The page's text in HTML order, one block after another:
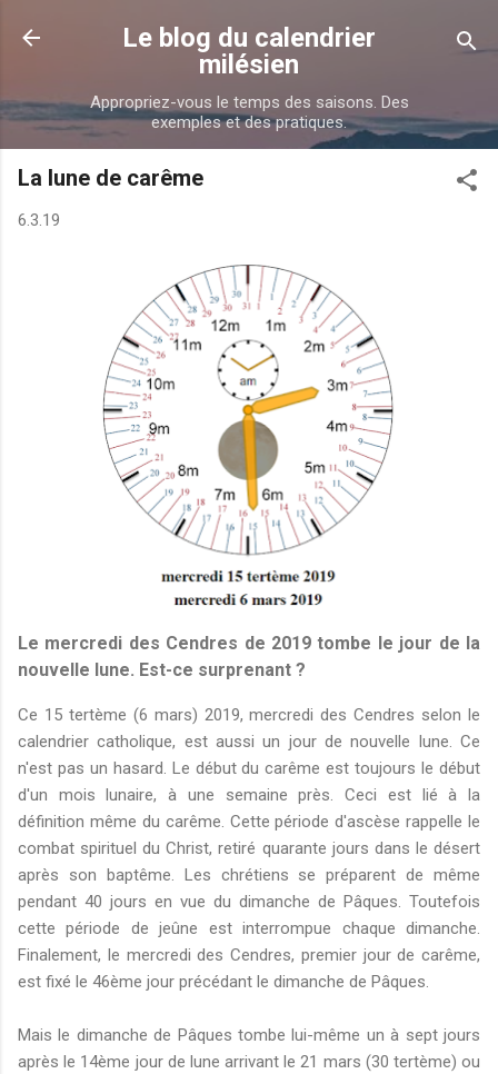
Accéder au contenu principal
Le blog du calendrier
milésien
Appropriez-vous le temps des saisons. Des
exemples et des pratiques.
La lune de carême
6.3.19
Le mercredi des Cendres de 2019 tombe le jour de la
nouvelle lune. Est-ce surprenant ?
Ce 15 tertème (6 mars) 2019, mercredi des Cendres selon le
calendrier catholique, est aussi un jour de nouvelle lune. Ce
n'est pas un hasard. Le début du carême est toujours le début
d'un mois lunaire, à une semaine près. Ceci est lié à la
définition même du carême. Cette période d'ascèse rappelle le
combat spirituel du Christ, retiré quarante jours dans le désert
après son baptême. Les chrétiens se préparent de même
pendant 40 jours en vue du dimanche de Pâques. Toutefois
cette période de jeûne est interrompue chaque dimanche.
Finalement, le mercredi des Cendres, premier jour de carême,
est fixé le 46ème jour précédant le dimanche de Pâques.
Mais le dimanche de Pâques tombe lui-même un à sept jours
après le 14ème jour de lune arrivant le 21 mars (30 tertème) ou